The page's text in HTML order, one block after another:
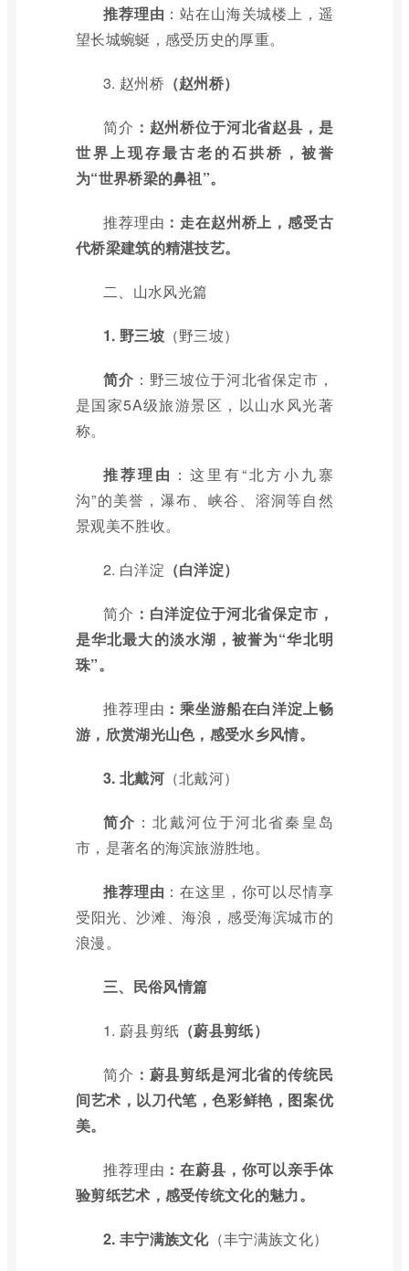
推荐理由 ：站在山海关城楼上，遥
望长城蜿蜒，感受历史的厚重。
3. 赵州桥 （赵州桥）
简介 ：赵州桥位于河北省赵县，是
世界上现存最古老的石拱桥，被誉
为“世界桥梁的鼻祖”。
推荐理由 ：走在赵州桥上，感受古
代桥梁建筑的精湛技艺。
二、山水风光篇
1. 野三坡（野三坡）
简介 ：野三坡位于河北省保定市，
是国家5A级旅游景区，以山水风光著
称。
推荐理由 ：这里有“北方小九寨
沟”的美誉，瀑布、峡谷、溶洞等自然
景观美不胜收。
2. 白洋淀 （白洋淀）
简介 ：白洋淀位于河北省保定市，
是华北最大的淡水湖，被誉为“华北明
珠”。
推荐理由 ：乘坐游船在白洋淀上畅
游，欣赏湖光山色，感受水乡风情。
3. 北戴河（北戴河）
简介 ：北戴河位于河北省秦皇岛
市，是著名的海滨旅游胜地。
推荐理由 ：在这里，你可以尽情享
受阳光、沙滩、海浪，感受海滨城市的
浪漫。
三、民俗风情篇
1. 蔚县剪纸 （蔚县剪纸）
简介 ：蔚县剪纸是河北省的传统民
间艺术，以刀代笔，色彩鲜艳，图案优
美。
推荐理由 ：在蔚县，你可以亲手体
验剪纸艺术，感受传统文化的魅力。
2. 丰宁满族文化（丰宁满族文化）